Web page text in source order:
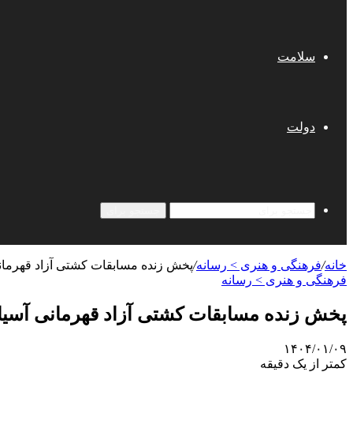
سلامت
دولت
خانه/فرهنگی و هنری > رسانه/پخش زنده مسابقات کشتی آزاد
فرهنگی و هنری > رسانه
پخش زنده مسابقات کشتی آزاد قهرمانی
۱۴۰۴/۰۱/۰۹
کمتر از یک دقیقه